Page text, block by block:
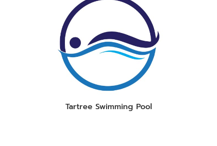
Tartree Swimming Pool